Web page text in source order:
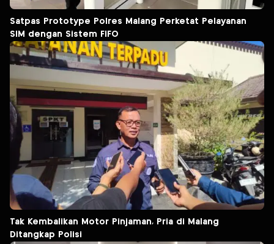
Satpas Prototype Polres Malang Perketat Pelayanan
SIM dengan Sistem FIFO
Tak Kembalikan Motor Pinjaman, Pria di Malang
Ditangkap Polisi